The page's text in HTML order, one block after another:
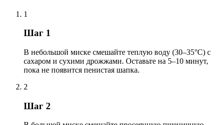
1
Шаг 1
В небольшой миске смешайте теплую воду (30–35°C) с
сахаром и сухими дрожжами. Оставьте на 5–10 минут,
пока не появится пенистая шапка.
2
Шаг 2